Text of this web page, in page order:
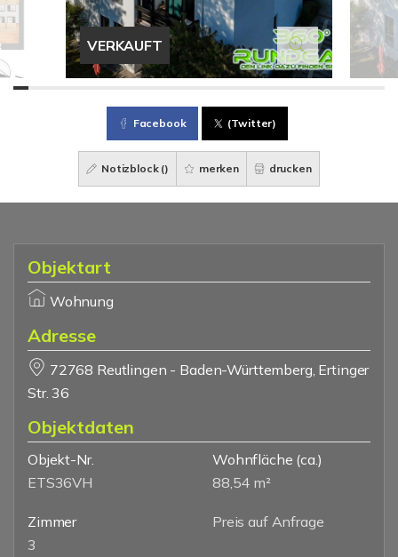
VERKAUFT
Facebook (Twitter)
Notizblock () merken drucken
Objektart
Wohnung
Adresse
72768 Reutlingen - Baden-Württemberg, Ertinger
Str. 36
Objektdaten
Objekt-Nr.
ETS36VH
Wohnfläche (ca.)
88,54 m²
Zimmer
3
Preis auf Anfrage